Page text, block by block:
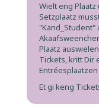
Wielt eng Plaatz
Setzplaatz
"Kand_Student"
Plaatz
Tickets, kritt Dir
Et gi keng